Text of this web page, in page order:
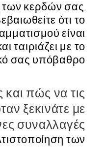
των κερδών σας.
ότι το
είναι
ταιριάζει με το
σας υπόβαθρο.
και πώς να τις
ξεκινάτε με
συναλλαγές
των